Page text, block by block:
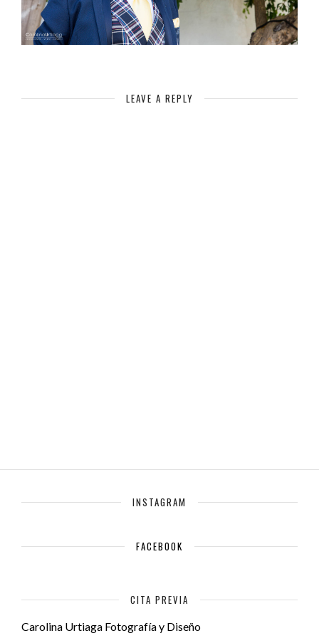
LEAVE A REPLY
INSTAGRAM
FACEBOOK
CITA PREVIA
Carolina Urtiaga Fotografía y Diseño